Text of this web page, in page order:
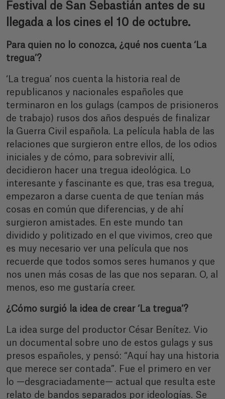
Festival de San Sebastián antes de su
llegada a los cines el 10 de octubre.
Para quien no lo conozca, ¿qué nos cuenta ‘La
tregua’?
‘La tregua’ nos cuenta la historia real de
republicanos y nacionales españoles que
terminaron en los gulags (campos de prisioneros
de trabajo) rusos dos años después de finalizar
la Guerra Civil española. La película habla de las
relaciones que surgieron entre ellos, de los odios
iniciales y de cómo, para sobrevivir allí,
decidieron hacer una tregua ideológica. Lo
interesante y fascinante es que, tras esa tregua,
empezaron a darse cuenta de que tenían más
cosas en común que diferencias, y de ahí
surgieron amistades. En este mundo tan
dividido y politizado en el que vivimos, creo que
es muy necesario ver una película que nos
recuerde que todos somos seres humanos y que
nos unen más cosas de las que nos separan. O, al
menos, eso me gustaría creer.
¿Cómo surgió la idea de crear ‘La tregua’?
La idea surge del productor César Benítez. Vio
un documental sobre uno de estos gulags y sus
presos españoles, y pensó: “Aquí hay una historia
que merece ser contada”. Fue el primero en ver
lo —desgraciadamente— actual que resulta este
relato de bandos separados por ideologías. Se